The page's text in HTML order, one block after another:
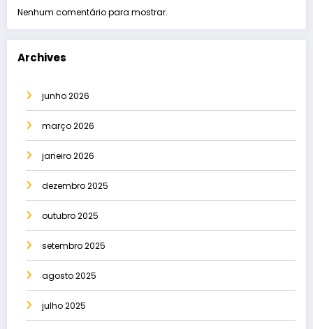
Nenhum comentário para mostrar.
Archives
junho 2026
março 2026
janeiro 2026
dezembro 2025
outubro 2025
setembro 2025
agosto 2025
julho 2025